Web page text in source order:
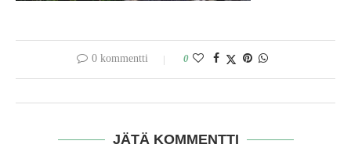
0 kommentti 0
JÄTÄ KOMMENTTI